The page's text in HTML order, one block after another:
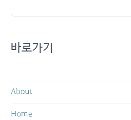
바로가기
About
Home